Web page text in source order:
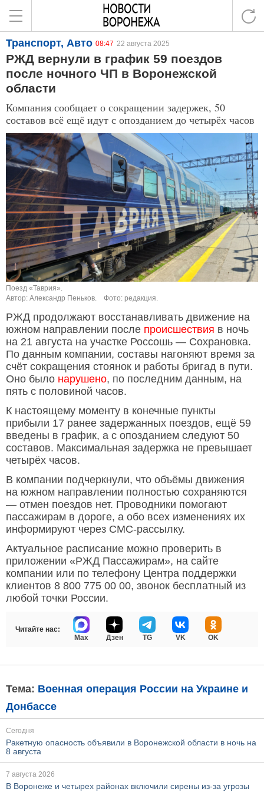
Транспорт, Авто 08:47 22 августа 2025
РЖД вернули в график 59 поездов
после ночного ЧП в Воронежской
области
Компания сообщает о сокращении задержек, 50
составов всё ещё идут с опозданием до четырёх часов
Поезд «Таврия».
Автор: Александр Пеньков.
Фото: редакция.
РЖД продолжают восстанавливать движение на
южном направлении после происшествия в ночь
на 21 августа на участке Россошь — Сохрановка.
По данным компании, составы нагоняют время за
счёт сокращения стоянок и работы бригад в пути.
Оно было нарушено, по последним данным, на
пять с половиной часов.
К настоящему моменту в конечные пункты
прибыли 17 ранее задержанных поездов, ещё 59
введены в график, а с опозданием следуют 50
составов. Максимальная задержка не превышает
четырёх часов.
В компании подчеркнули, что объёмы движения
на южном направлении полностью сохраняются
— отмен поездов нет. Проводники помогают
пассажирам в дороге, а обо всех изменениях их
информируют через СМС-рассылку.
Актуальное расписание можно проверить в
приложении «РЖД Пассажирам», на сайте
компании или по телефону Центра поддержки
клиентов 8 800 775 00 00, звонок бесплатный из
любой точки России.
Читайте нас:
Max
Дзен TG VK OK
Тема: Военная операция России на Украине и
Донбассе
Сегодня
Ракетную опасность объявили в Воронежской области в ночь на
8 августа
7 августа 2026
В Воронеже и четырех районах включили сирены из-за угрозы